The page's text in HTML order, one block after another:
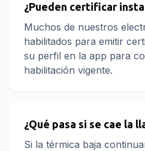
¿Pueden certificar
Muchos de nuestros
habilitados para emitir
su perfil en la app para
habilitación vigente.
¿Qué pasa si se cae la
Si la térmica baja